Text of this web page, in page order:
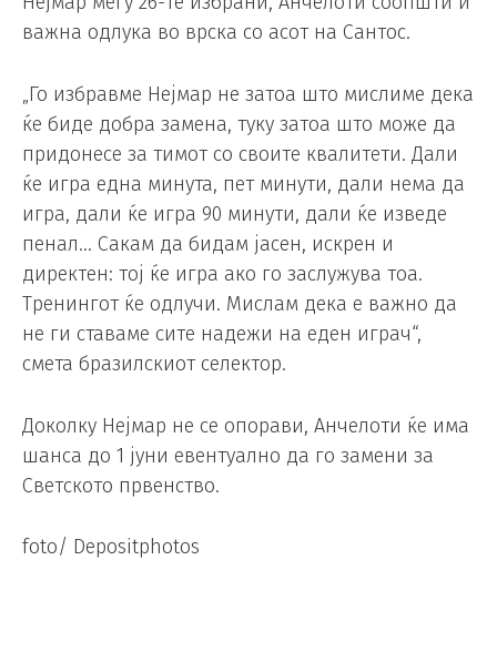
важна одлука во врска со асот на Сантос.
„Го избравме Нејмар не затоа што мислиме дека
ќе биде добра замена, туку затоа што може да
придонесе за тимот со своите квалитети. Дали
ќе игра една минута, пет минути, дали нема да
игра, дали ќе игра 90 минути, дали ќе изведе
пенал… Сакам да бидам јасен, искрен и
директен: тој ќе игра ако го заслужува тоа.
Тренингот ќе одлучи. Мислам дека е важно да
не ги ставаме сите надежи на еден играч“,
смета бразилскиот селектор.
Доколку Нејмар не се опорави, Анчелоти ќе има
шанса до 1 јуни евентуално да го замени за
Светското првенство.
foto/ Depositphotos